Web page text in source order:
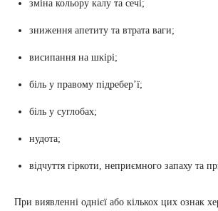
зміна кольору калу та сечі;
зниження апетиту та втрата ваги;
висипання на шкірі;
біль у правому підребер’ї;
біль у суглобах;
нудота;
відчуття гіркоти, неприємного запаху та
При виявленні однієї або кількох цих ознак